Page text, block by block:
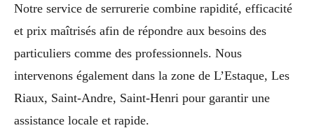
Notre service de serrurerie combine rapidité, efficacité
et prix maîtrisés afin de répondre aux besoins des
particuliers comme des professionnels. Nous
intervenons également dans la zone de L’Estaque, Les
Riaux, Saint-Andre, Saint-Henri pour garantir une
assistance locale et rapide.